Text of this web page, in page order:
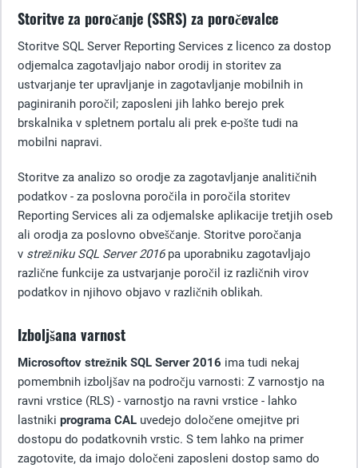
Storitve za poročanje (SSRS) za poročevalce
Storitve SQL Server Reporting Services z licenco za dostop
odjemalca zagotavljajo nabor orodij in storitev za
ustvarjanje ter upravljanje in zagotavljanje mobilnih in
paginiranih poročil; zaposleni jih lahko berejo prek
brskalnika v spletnem portalu ali prek e-pošte tudi na
mobilni napravi.
Storitve za analizo so orodje za zagotavljanje analitičnih
podatkov - za poslovna poročila in poročila storitev
Reporting Services ali za odjemalske aplikacije tretjih oseb
ali orodja za poslovno obveščanje. Storitve poročanja
v strežniku SQL Server 2016pa uporabniku zagotavljajo
različne funkcije za ustvarjanje poročil iz različnih virov
podatkov in njihovo objavo v različnih oblikah.
Izboljšana varnost
Microsoftov strežnik SQL Server 2016 ima tudi nekaj
pomembnih izboljšav na področju varnosti: Z varnostjo na
ravni vrstice (RLS) - varnostjo na ravni vrstice - lahko
lastniki programa CAL uvedejo določene omejitve pri
dostopu do podatkovnih vrstic. S tem lahko na primer
zagotovite, da imajo določeni zaposleni dostop samo do